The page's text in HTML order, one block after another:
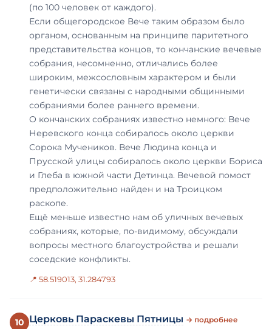
(по 100 человек от каждого).
Если общегородское Вече таким образом было
органом, основанным на принципе паритетного
представительства концов, то кончанские вечевые
собрания, несомненно, отличались более
широким, межсословным характером и были
генетически связаны с народными общинными
собраниями более раннего времени.
О кончанских собраниях известно немного: Вече
Неревского конца собиралось около церкви
Сорока Мучеников. Вече Людина конца и
Прусской улицы собиралось около церкви Бориса
и Глеба в южной части Детинца. Вечевой помост
предположительно найден и на Троицком
раскопе.
Ещё меньше известно нам об уличных вечевых
собраниях, которые, по-видимому, обсуждали
вопросы местного благоустройства и решали
соседские конфликты.
📍 58.519013, 31.284793
10 Церковь Параскевы Пятницы → подробнее